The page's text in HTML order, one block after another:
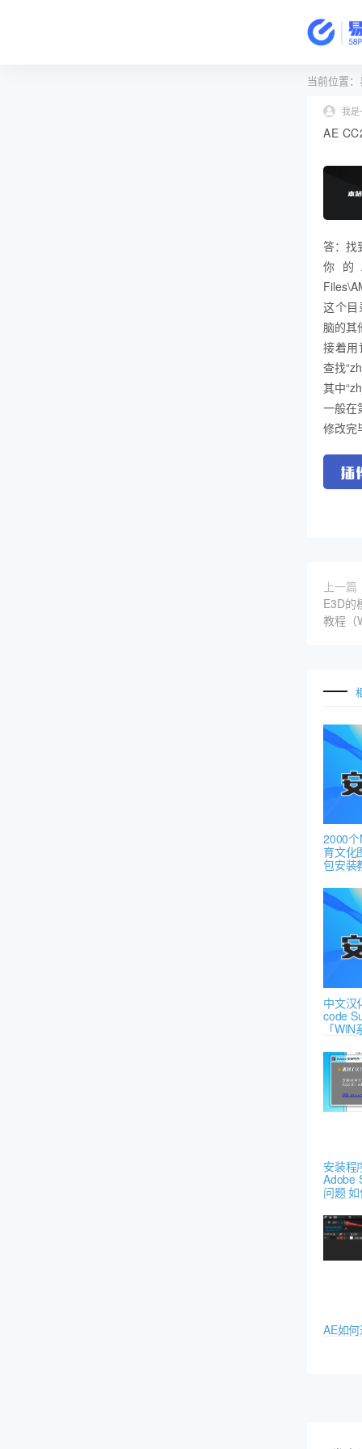
当前位置：
我
AE
答：找
你的
这个目
脑的其
接着用
查找
其中
一般在
修改完
上一篇
E3D的
教程（
2000
育文化
包安装
中文汉
code
「
安装程
Adobe
问题
AE如